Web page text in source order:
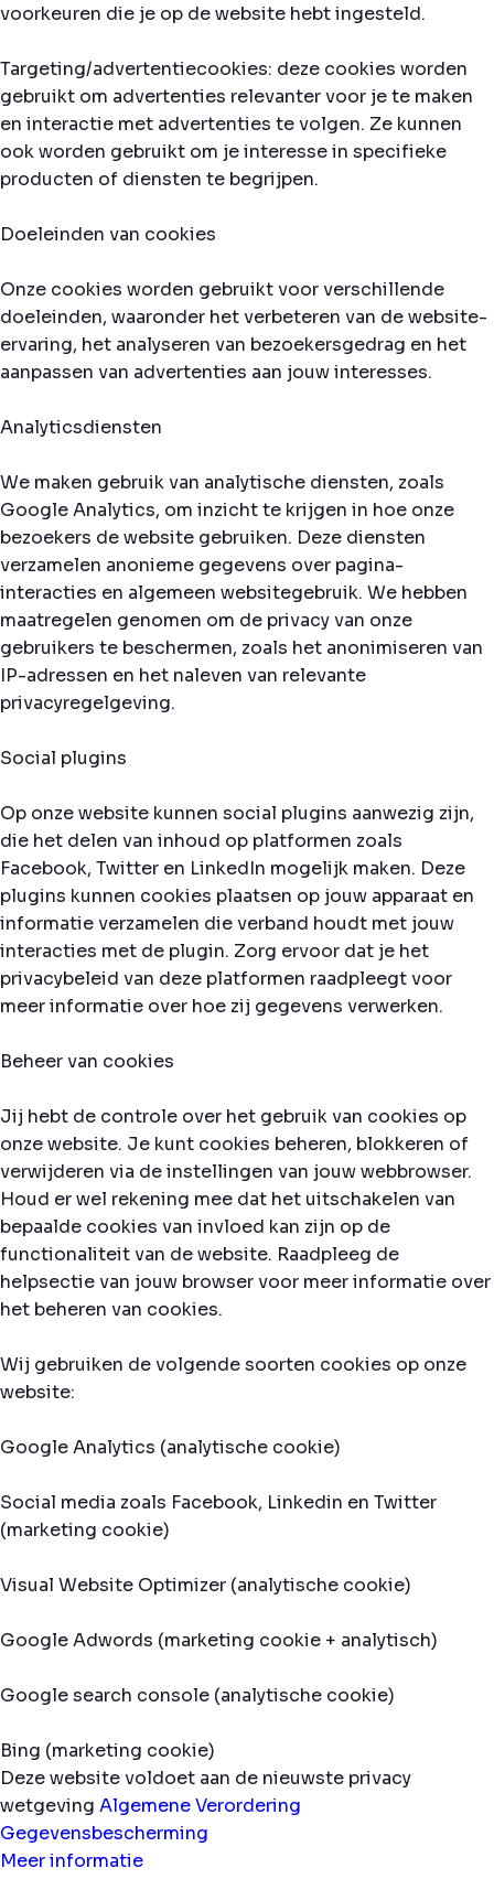
voorkeuren die je op de website hebt ingesteld.
Targeting/advertentiecookies: deze cookies worden
gebruikt om advertenties relevanter voor je te maken
en interactie met advertenties te volgen. Ze kunnen
ook worden gebruikt om je interesse in specifieke
producten of diensten te begrijpen.
Doeleinden van cookies
Onze cookies worden gebruikt voor verschillende
doeleinden, waaronder het verbeteren van de website-
ervaring, het analyseren van bezoekersgedrag en het
aanpassen van advertenties aan jouw interesses.
Analyticsdiensten
We maken gebruik van analytische diensten, zoals
Google Analytics, om inzicht te krijgen in hoe onze
bezoekers de website gebruiken. Deze diensten
verzamelen anonieme gegevens over pagina-
interacties en algemeen websitegebruik. We hebben
maatregelen genomen om de privacy van onze
gebruikers te beschermen, zoals het anonimiseren van
IP-adressen en het naleven van relevante
privacyregelgeving.
Social plugins
Op onze website kunnen social plugins aanwezig zijn,
die het delen van inhoud op platformen zoals
Facebook, Twitter en LinkedIn mogelijk maken. Deze
plugins kunnen cookies plaatsen op jouw apparaat en
informatie verzamelen die verband houdt met jouw
interacties met de plugin. Zorg ervoor dat je het
privacybeleid van deze platformen raadpleegt voor
meer informatie over hoe zij gegevens verwerken.
Beheer van cookies
Jij hebt de controle over het gebruik van cookies op
onze website. Je kunt cookies beheren, blokkeren of
verwijderen via de instellingen van jouw webbrowser.
Houd er wel rekening mee dat het uitschakelen van
bepaalde cookies van invloed kan zijn op de
functionaliteit van de website. Raadpleeg de
helpsectie van jouw browser voor meer informatie over
het beheren van cookies.
Wij gebruiken de volgende soorten cookies op onze
website:
Google Analytics (analytische cookie)
Social media zoals Facebook, Linkedin en Twitter
(marketing cookie)
Visual Website Optimizer (analytische cookie)
Google Adwords (marketing cookie + analytisch)
Google search console (analytische cookie)
Bing (marketing cookie)
Deze website voldoet aan de nieuwste privacy
wetgeving Algemene Verordering
Gegevensbescherming
Meer informatie